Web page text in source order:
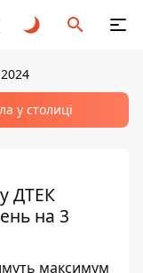
у столиці
ДТЕК
на 3
максимум